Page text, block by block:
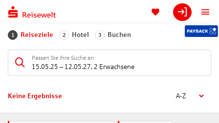
1 Reiseziele 2 Hotel 3 Buchen
Passen Sie Ihre Suche an
15.05.25 – 12.05.27, 2 Erwachsene
Keine Ergebnisse A-Z